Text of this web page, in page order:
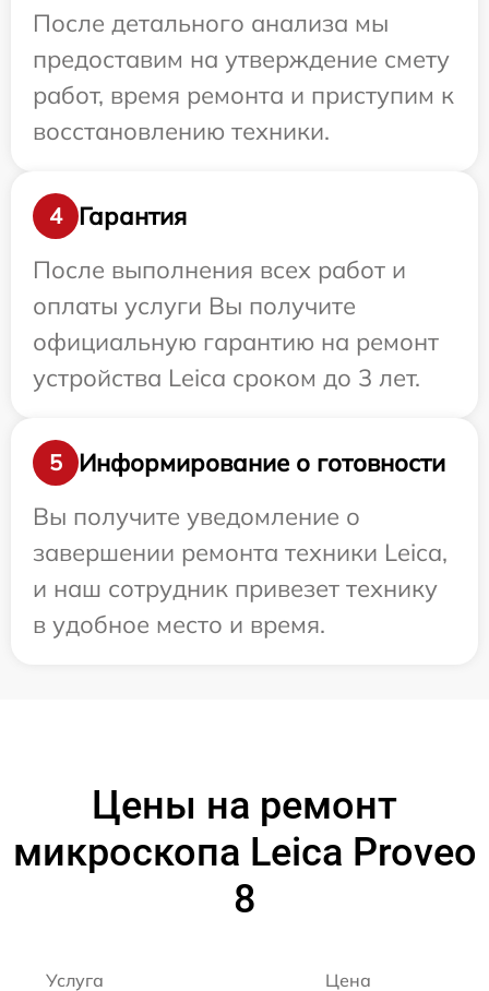
После детального анализа мы
предоставим на утверждение смету
работ, время ремонта и приступим к
восстановлению техники.
4
Гарантия
После выполнения всех работ и
оплаты услуги Вы получите
официальную гарантию на ремонт
устройства Leica сроком до 3 лет.
5
Информирование о готовности
Вы получите уведомление о
завершении ремонта техники Leica,
и наш сотрудник привезет технику
в удобное место и время.
Цены на ремонт
микроскопа Leica Proveo
8
Услуга Цена